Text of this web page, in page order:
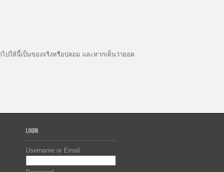
ห้นี้เป็นของจริงหรือปลอม และหากเห็นว่ายอด
LOGIN
Username or Email